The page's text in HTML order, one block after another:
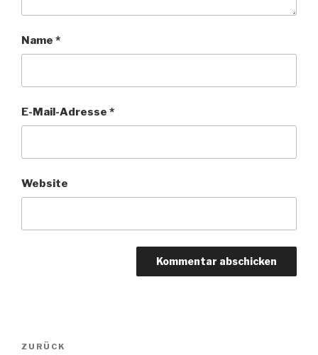
Name *
E-Mail-Adresse *
Website
Beitragsnavigation
Vorheriger
ZURÜCK